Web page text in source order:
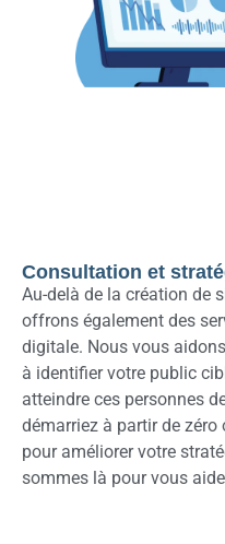
Consultation et
Au-delà de la création de
offrons également des
digitale. Nous vous
à identifier votre public
atteindre ces personnes
démarriez à partir de zéro
pour améliorer votre
sommes là pour vous